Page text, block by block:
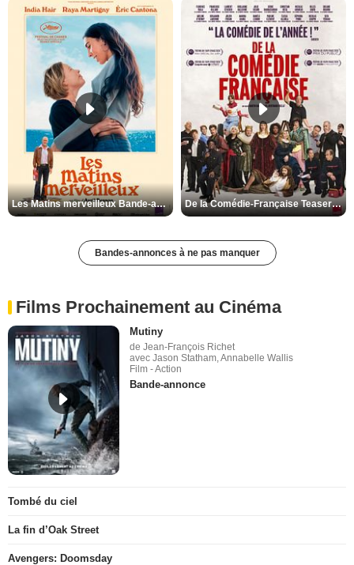
Les Matins merveilleux Bande-annonce VF De la Comédie-Française Teaser VF
Bandes-annonces à ne pas manquer
Films Prochainement au Cinéma
Mutiny
de Jean-François Richet
avec Jason Statham, Annabelle Wallis
Film - Action
Bande-annonce
Tombé du ciel
La fin d’Oak Street
Avengers: Doomsday